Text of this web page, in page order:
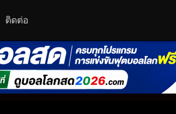
ติดต่อ